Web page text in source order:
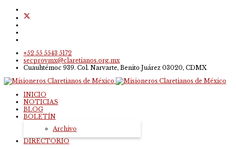
+52 55 5543 5172
secprovmx@claretianos.org.mx
Cuauhtémoc 939. Col. Narvarte, Benito Juárez 03020, CDMX
INICIO
NOTICIAS
BLOG
BOLETÍN
Archivo
DIRECTORIO